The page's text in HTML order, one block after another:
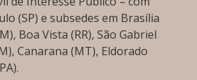
(SP) e subsedes em Brasília
Boa Vista (RR), São Gabriel
Canarana (MT), Eldorado